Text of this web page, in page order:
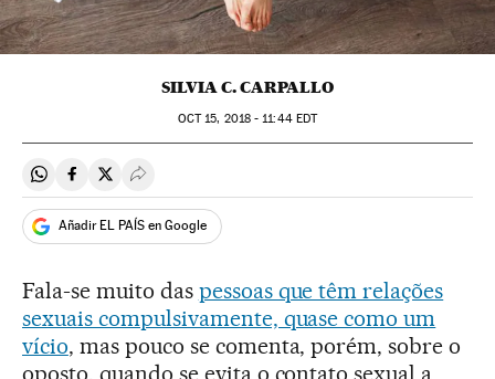
SILVIA C. CARPALLO
OCT15, 2018 - 11:44EDT
Compartir en Whatsapp
Compartir en Facebook
Compartir en Twitter
Desplegar Redes Sociales
Añadir EL PAÍS en Google
Fala-se muito das pessoas que têm relações
sexuais compulsivamente, quase como um
vício, mas pouco se comenta, porém, sobre o
oposto, quando se evita o contato sexual a